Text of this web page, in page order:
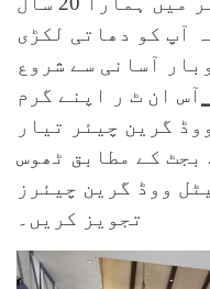
آپ کو دھاتی لکڑی
آسانی سے شروع
ان ٹ ر
اپنے گرم
گرین چیئر تیار
بجٹ کے مطابق ٹھوس
ووڈ گرین چیئرز
تجویز کریں۔